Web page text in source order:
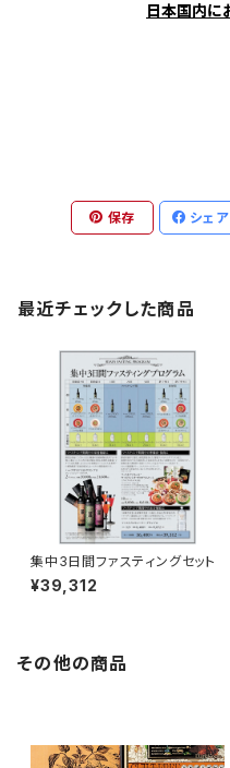
日本国内に
保存 シェア
最近チェックした商品
集中3日間ファスティングセット
¥39,312
その他の商品